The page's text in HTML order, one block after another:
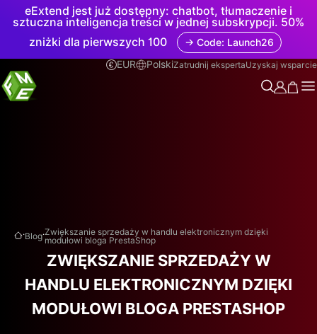
eExtend jest już dostępny: chatbot, tłumaczenie i
sztuczna inteligencja treści w jednej subskrypcji. 50%
zniżki dla pierwszych 100
→ Code: Launch26
EUR
PolskiZatrudnij ekspertaUzyskaj wsparcie
.Blog.Zwiększanie sprzedaży w handlu elektronicznym dzięki
modułowi bloga PrestaShop
ZWIĘKSZANIE SPRZEDAŻY W
HANDLU ELEKTRONICZNYM DZIĘKI
MODUŁOWI BLOGA PRESTASHOP